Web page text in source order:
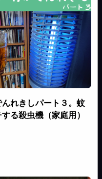
れきしパート３。蚊
る殺虫機（家庭用）